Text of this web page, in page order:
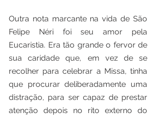
Outra nota marcante na vida de São
Felipe Néri foi seu amor pela
Eucaristia. Era tão grande o fervor de
sua caridade que, em vez de se
recolher para celebrar a Missa, tinha
que procurar deliberadamente uma
distração, para ser capaz de prestar
atenção depois no rito externo do